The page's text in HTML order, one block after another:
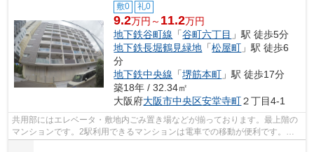
敷0 礼0
9.2万円～ 11.2万円
地下鉄谷町線 「谷町六丁目 」駅 徒歩5分
地下鉄長堀鶴見緑地 「松屋町 」駅 徒歩6
分
地下鉄中央線 「堺筋本町 」駅 徒歩17分
築18年 / 32.34㎡
大阪府大阪市中央区安堂寺町２丁目4-1
共用部にはエレベータ・敷地内ごみ置き場などが揃っております。最上階の
マンションです。2駅利用できるマンションは電車での移動が便利です。造
りとデザインに関して、自信をもって情...